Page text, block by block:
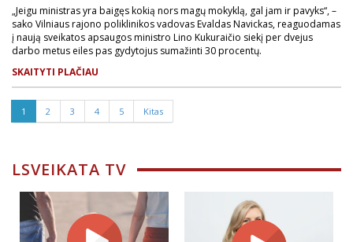
„Jeigu ministras yra baigęs kokią nors magų mokyklą, gal jam ir pavyks“, –
sako Vilniaus rajono poliklinikos vadovas Evaldas Navickas, reaguodamas
į naują sveikatos apsaugos ministro Lino Kukuraičio siekį per dvejus
darbo metus eiles pas gydytojus sumažinti 30 procentų.
SKAITYTI PLAČIAU
1 2 3 4 5 Kitas
LSVEIKATA TV